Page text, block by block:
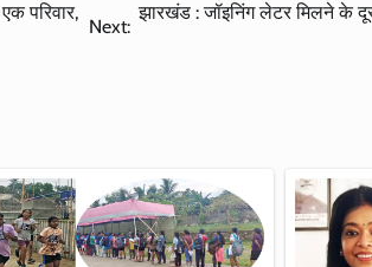
परिवार,
Next:
झारखंड : जॉइनिंग लेटर मिलने के